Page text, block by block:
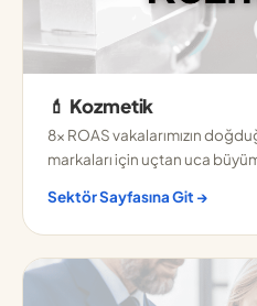
💄 Kozmetik
8× ROAS vakalarımızın
markaları için uçtan uca
Sektör Sayfasına Git →